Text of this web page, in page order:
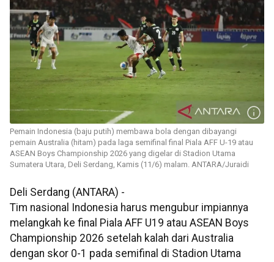
Pemain Indonesia (baju putih) membawa bola dengan dibayangi
pemain Australia (hitam) pada laga semifinal final Piala AFF U-19 atau
ASEAN Boys Championship 2026 yang digelar di Stadion Utama
Sumatera Utara, Deli Serdang, Kamis (11/6) malam. ANTARA/Juraidi
Deli Serdang (ANTARA) -
Tim nasional Indonesia harus mengubur impiannya
melangkah ke final Piala AFF U19 atau ASEAN Boys
Championship 2026 setelah kalah dari Australia
dengan skor 0-1 pada semifinal di Stadion Utama